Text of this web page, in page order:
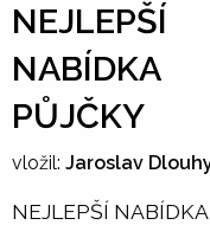
NEJLEPŠÍ
NABÍDKA
PŮJČKY
vložil: Jaroslav
NEJLEPŠÍ